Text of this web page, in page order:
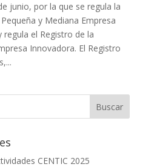
junio, por la que se regula la
y Mediana Empresa
el Registro de la
Innovadora. El Registro
CENTIC 2025